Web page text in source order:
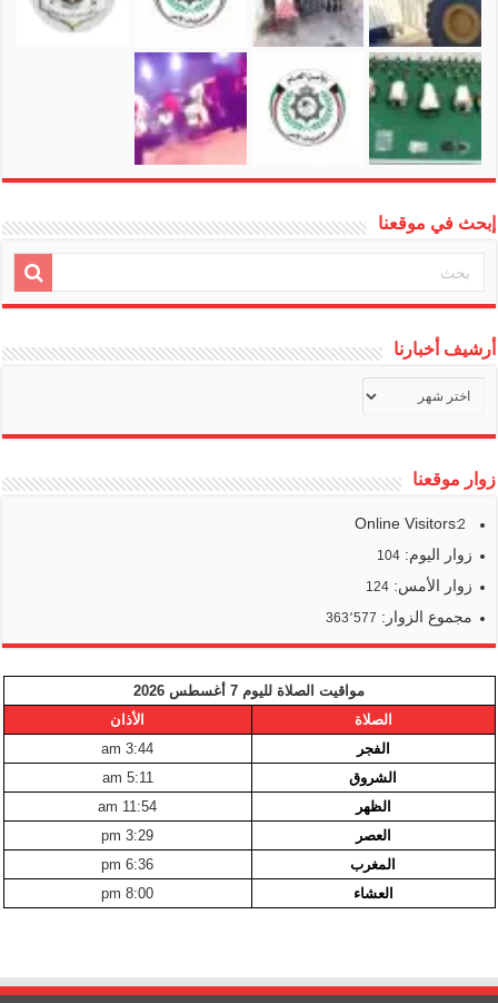
إبحث في موقعنا
أرشيف أخبارنا
أخبارنا
زوار موقعنا
Online Visitors:
2
زوار اليوم:104
زوار الأمس:124
مجموع الزوار: 363٬577
مواقيت الصلاة لليوم 7 أغسطس 2026
الصلاة
الأذان
الفجر
3:44 am
الشروق
5:11 am
الظهر
11:54 am
العصر
3:29 pm
المغرب
6:36 pm
العشاء
8:00 pm